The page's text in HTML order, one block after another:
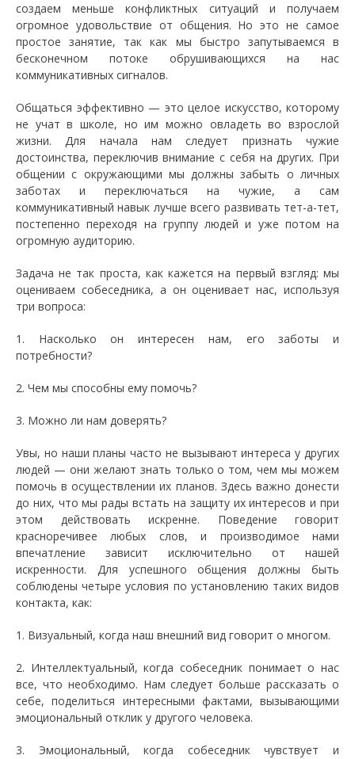
создаем меньше конфликтных ситуаций и получаем
огромное удовольствие от общения. Но это не самое
простое занятие, так как мы быстро запутываемся в
бесконечном потоке обрушивающихся на нас
коммуникативных сигналов.
Общаться эффективно — это целое искусство, которому
не учат в школе, но им можно овладеть во взрослой
жизни. Для начала нам следует признать чужие
достоинства, переключив внимание с себя на других. При
общении с окружающими мы должны забыть о личных
заботах и переключаться на чужие, а сам
коммуникативный навык лучше всего развивать тет-а-тет,
постепенно переходя на группу людей и уже потом на
огромную аудиторию.
Задача не так проста, как кажется на первый взгляд: мы
оцениваем собеседника, а он оценивает нас, используя
три вопроса:
1. Насколько он интересен нам, его заботы и
потребности?
2. Чем мы способны ему помочь?
3. Можно ли нам доверять?
Увы, но наши планы часто не вызывают интереса у других
людей — они желают знать только о том, чем мы можем
помочь в осуществлении их планов. Здесь важно донести
до них, что мы рады встать на защиту их интересов и при
этом действовать искренне. Поведение говорит
красноречивее любых слов, и производимое нами
впечатление зависит исключительно от нашей
искренности. Для успешного общения должны быть
соблюдены четыре условия по установлению таких видов
контакта, как:
1. Визуальный, когда наш внешний вид говорит о многом.
2. Интеллектуальный, когда собеседник понимает о нас
все, что необходимо. Нам следует больше рассказать о
себе, поделиться интересными фактами, вызывающими
эмоциональный отклик у другого человека.
3. Эмоциональный, когда собеседник чувствует и